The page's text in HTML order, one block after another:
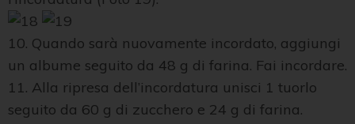
10. Quando sarà nuovamente incordato, aggiungi
un albume seguito da 48 g di farina. Fai incordare.
11. Alla ripresa dell’incordatura unisci 1 tuorlo
seguito da 60 g di zucchero e 24 g di farina.